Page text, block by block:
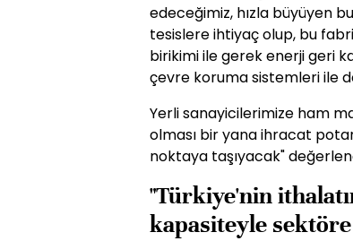
edeceğimiz, hızla büyüyen
tesislere ihtiyaç olup, bu
birikimi ile gerek enerji geri
çevre koruma sistemleri ile
Yerli sanayicilerimize ham
olması bir yana ihracat
noktaya taşıyacak"
"Türkiye'nin
kapasiteyle